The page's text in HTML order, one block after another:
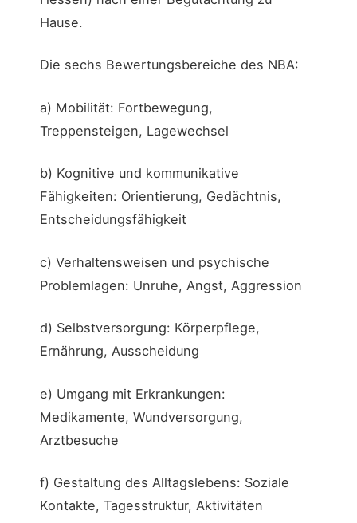
Hause.
Die sechs Bewertungsbereiche des NBA:
a) Mobilität: Fortbewegung,
Treppensteigen, Lagewechsel
b) Kognitive und kommunikative
Fähigkeiten: Orientierung, Gedächtnis,
Entscheidungsfähigkeit
c) Verhaltensweisen und psychische
Problemlagen: Unruhe, Angst, Aggression
d) Selbstversorgung: Körperpflege,
Ernährung, Ausscheidung
e) Umgang mit Erkrankungen:
Medikamente, Wundversorgung,
Arztbesuche
f) Gestaltung des Alltagslebens: Soziale
Kontakte, Tagesstruktur, Aktivitäten